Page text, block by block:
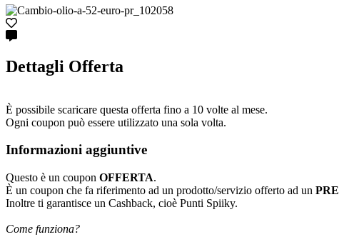
Dettagli Offerta
È possibile scaricare questa offerta fino a 10 volte al mese.
Ogni coupon può essere utilizzato una sola volta.
Informazioni aggiuntive
Questo è un coupon OFFERTA.
È un coupon che fa riferimento ad un prodotto/servizio offerto ad un
Inoltre ti garantisce un Cashback, cioè Punti Spiiky.
Come funziona?